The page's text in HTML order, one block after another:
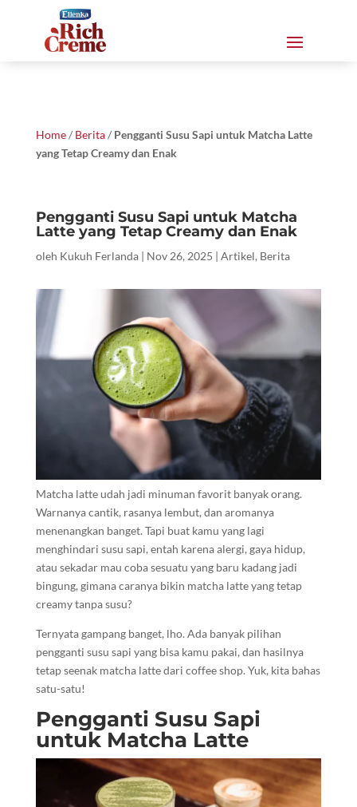
Home/ Berita/ Pengganti Susu Sapi untuk Matcha Latte
yang Tetap Creamy dan Enak
Pengganti Susu Sapi untuk Matcha
Latte yang Tetap Creamy dan Enak
oleh Kukuh Ferlanda| Nov 26, 2025 | Artikel, Berita
Matcha latte udah jadi minuman favorit banyak orang.
Warnanya cantik, rasanya lembut, dan aromanya
menenangkan banget. Tapi buat kamu yang lagi
menghindari susu sapi, entah karena alergi, gaya hidup,
atau sekadar mau coba sesuatu yang baru kadang jadi
bingung, gimana caranya bikin matcha latte yang tetap
creamy tanpa susu?
Ternyata gampang banget, lho. Ada banyak pilihan
pengganti susu sapi yang bisa kamu pakai, dan hasilnya
tetap seenak matcha latte dari coffee shop. Yuk, kita bahas
satu-satu!
Pengganti Susu Sapi
untuk Matcha Latte